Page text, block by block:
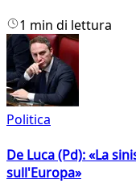
1 min di lettura
Politica
De Luca (Pd): «La
sull'Europa»